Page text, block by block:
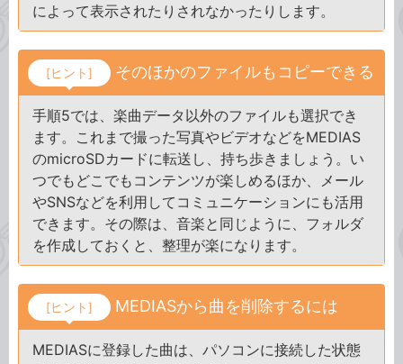
によって表示されたりされなかったりします。
[ヒント] そのほかのファイルもコピーできる
手順5では、楽曲データ以外のファイルも選択でき
ます。これまで撮った写真やビデオなどをMEDIAS
のmicroSDカードに転送し、持ち歩きましょう。い
つでもどこでもコンテンツが楽しめるほか、メール
やSNSなどを利用してコミュニケーションにも活用
できます。その際は、音楽と同じように、フォルダ
を作成しておくと、整理が楽になります。
[ヒント] MEDIASから曲を削除するには
MEDIASに登録した曲は、パソコンに接続した状態